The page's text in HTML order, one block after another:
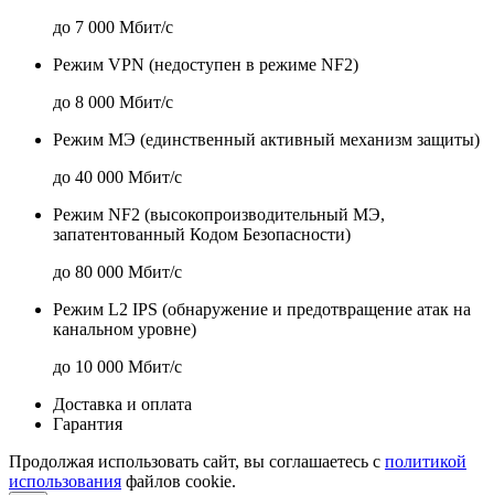
до 7 000 Мбит/с
Режим VPN (недоступен в режиме NF2)
до 8 000 Мбит/с
Режим МЭ (единственный активный механизм защиты)
до 40 000 Мбит/с
Режим NF2 (высокопроизводительный МЭ,
запатентованный Кодом Безопасности)
до 80 000 Мбит/с
Режим L2 IPS (обнаружение и предотвращение атак на
канальном уровне)
до 10 000 Мбит/с
Доставка и оплата
Гарантия
Продолжая использовать сайт, вы соглашаетесь с политикой
использования файлов cookie.